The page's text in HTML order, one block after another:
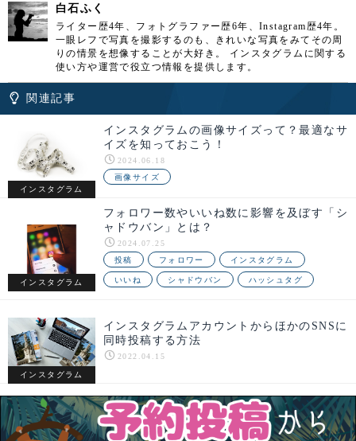
白石ふく
ライター歴4年、フォトグラファー歴6年、Instagram歴4年。
一眼レフで写真を撮影するのも、きれいな写真をみてその周
りの情景を想像することが大好き。 インスタグラムに関する
使い方や運営で役立つ情報を提供します。
関連記事
インスタグラム
インスタグラムの画像サイズって？最適なサ
イズを知っておこう！
2024.06.18
画像サイズ
インスタグラム
フォロワー数やいいね数に影響を及ぼす「シ
ャドウバン」とは？
2024.07.25
投稿
フォロワー インスタグラム
いいね シャドウバン ハッシュタグ
インスタグラム
インスタグラムアカウントからほかのSNSに
同時投稿する方法
2022.04.15